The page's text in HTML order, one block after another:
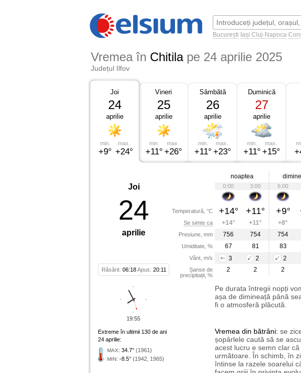
București Iași Cluj-Napoca
Vremea în Chitila pe 24 aprilie 2025
Județul Ilfov
Joi
24
aprilie
min.
+9°
max.
+24°
Vineri
25
aprilie
min.
+11°
max.
+26°
Sâmbătă
26
aprilie
min.
+11°
max.
+23°
Duminică
27
aprilie
min.
+11°
max.
+15°
Joi
24
aprilie
Răsărit: 06:18Apus: 20:11
Temperatură, °C
Se simte ca
Presiune, mm
Umiditate, %
Vânt, m/s
Șanse de
precipitații, %
noaptea
0:00 3:00 6:00
+14° +11° +9°
+14° +11° +8°
756
754 754
67
81 83
3
2 2
2
2 2
Pe durata întregii nopți
așa de dimineață până
fi o atmosferă plăcută.
Extreme în ultimii 130 de ani
24 aprilie:
MAX: 34.7° (1961)
MIN: -8.5° (1942, 1965)
Vremea din bătrâni: se
șopârlele caută să se
acest lucru e semn clar
următoare. În schimb, în
întinse la razele soarelui
19:55